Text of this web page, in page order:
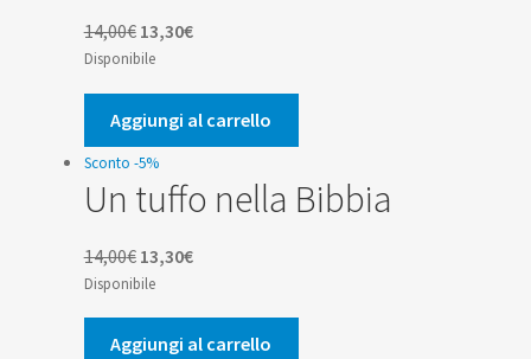
14,00€ Il
prezzo
originale
era:
14,00€.
13,30€Il
attuale
è:
13,30€.
Disponibile
Aggiungi al carrello
Sconto -5%
Un tuffo nella Bibbia
14,00€ Il
prezzo
originale
era:
13,30€Il
attuale
è:
Disponibile
Aggiungi al carrello